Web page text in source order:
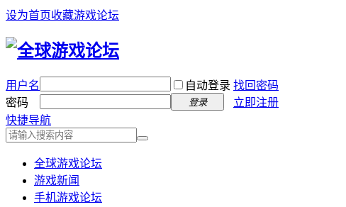
设为首页收藏游戏论坛
用户名 自动登录 找回密码
密码
登录
立即注册
快捷导航
全球游戏论坛
游戏新闻
手机游戏论坛